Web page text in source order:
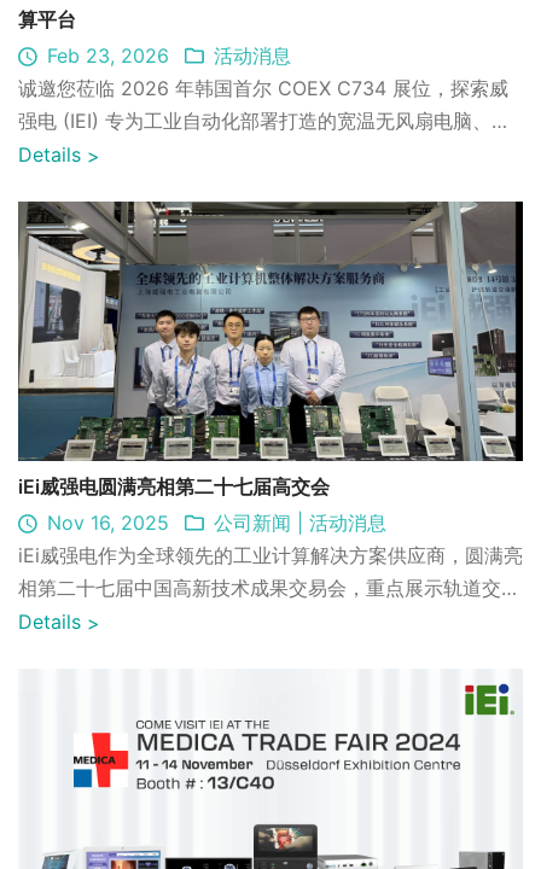
算平台
Feb 23, 2026
活动消息
诚邀您莅临 2026 年韩国首尔 COEX C734 展位，探索威
强电 (IEI) 专为工业自动化部署打造的宽温无风扇电脑、
DIN 导轨系统与工业平板电脑解决方案。
Details >
iEi威强电圆满亮相第二十七届高交会
Nov 16, 2025
公司新闻 |活动消息
iEi威强电作为全球领先的工业计算解决方案供应商，圆满亮
相第二十七届中国高新技术成果交易会，重点展示轨道交通
与智慧出行领域的产品布局，涵盖地铁信息系统、自动售检
Details >